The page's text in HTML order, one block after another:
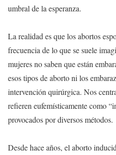
umbral de la esperanza.
La realidad es que los abortos
frecuencia de lo que se suele
mujeres no saben que están
esos tipos de aborto ni los
intervención quirúrgica. Nos
refieren eufemísticamente como
provocados por diversos métodos.
Desde hace años, el aborto